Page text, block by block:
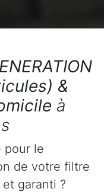
&
à
pour le
de votre filtre
garanti ?